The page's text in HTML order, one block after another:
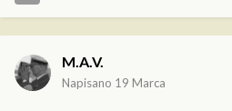
M.A.V.
Napisano 19 Marca